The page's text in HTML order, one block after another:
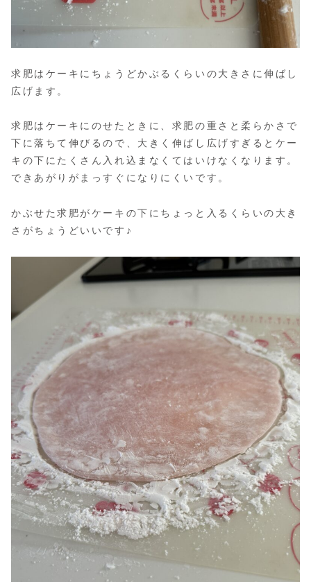
求肥はケーキにちょうどかぶるくらいの大きさに伸ばし
広げます。
求肥はケーキにのせたときに、求肥の重さと柔らかさで
下に落ちて伸びるので、大きく伸ばし広げすぎるとケー
キの下にたくさん入れ込まなくてはいけなくなります。
できあがりがまっすぐになりにくいです。
かぶせた求肥がケーキの下にちょっと入るくらいの大き
さがちょうどいいです♪